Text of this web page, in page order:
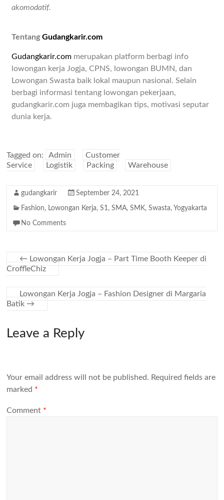
akomodatif.
TentangGudangkarir.com
Gudangkarir.com merupakan platform berbagi info
lowongan kerja Jogja, CPNS, lowongan BUMN, dan
Lowongan Swasta baik lokal maupun nasional. Selain
berbagi informasi tentang lowongan pekerjaan,
gudangkarir.com juga membagikan tips, motivasi seputar
dunia kerja.
Tagged on: Admin
Customer
Service
Logistik Packing Warehouse
gudangkarir September 24, 2021
Fashion, Lowongan Kerja,S1,SMA,SMK,Swasta, Yogyakarta
No Comments
← Lowongan Kerja Jogja – Part Time Booth Keeper di
CroffleChiz
Lowongan Kerja Jogja – Fashion Designer di Margaria
Batik →
Leave a Reply
Your email address will not be published. Required fields are
marked *
Comment *